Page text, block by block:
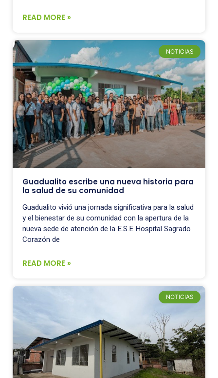
READ MORE »
NOTICIAS
Guadualito escribe una nueva historia para
la salud de su comunidad
Guadualito vivió una jornada significativa para la salud
y el bienestar de su comunidad con la apertura de la
nueva sede de atención de la E.S.E Hospital Sagrado
Corazón de
READ MORE »
NOTICIAS